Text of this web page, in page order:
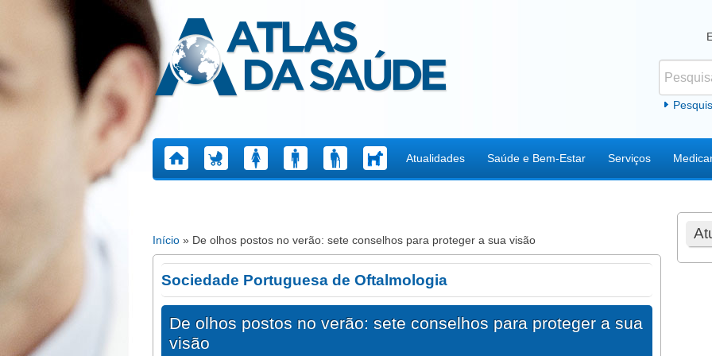
Atlas da Saúde
Atualidades Saúde e Bem-Estar Serviços
Está aqui
Início » De olhos postos no verão: sete conselhos para proteger a sua visão
Sociedade Portuguesa de Oftalmologia
De olhos postos no verão: sete conselhos para proteger a sua
visão